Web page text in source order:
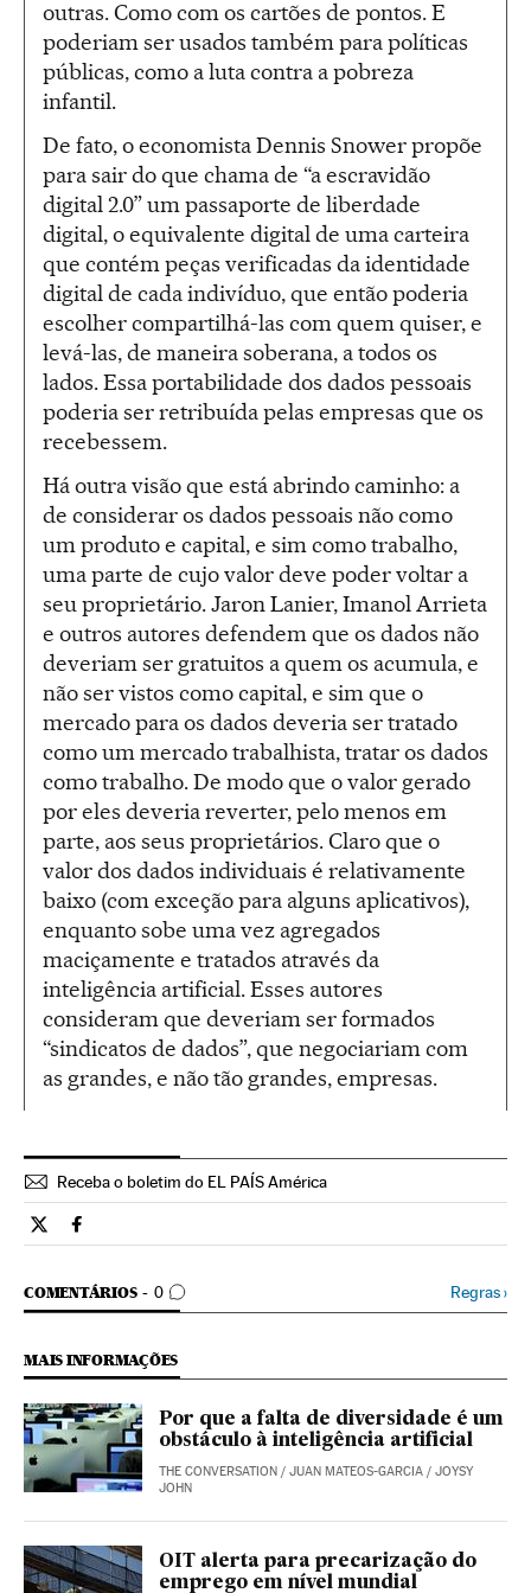
outras. Como com os cartões de pontos. E
poderiam ser usados também para políticas
públicas, como a luta contra a pobreza
infantil.
De fato, o economista Dennis Snower propõe
para sair do que chama de “a escravidão
digital 2.0” um passaporte de liberdade
digital, o equivalente digital de uma carteira
que contém peças verificadas da identidade
digital de cada indivíduo, que então poderia
escolher compartilhá-las com quem quiser, e
levá-las, de maneira soberana, a todos os
lados. Essa portabilidade dos dados pessoais
poderia ser retribuída pelas empresas que os
recebessem.
Há outra visão que está abrindo caminho: a
de considerar os dados pessoais não como
um produto e capital, e sim como trabalho,
uma parte de cujo valor deve poder voltar a
seu proprietário. Jaron Lanier, Imanol Arrieta
e outros autores defendem que os dados não
deveriam ser gratuitos a quem os acumula, e
não ser vistos como capital, e sim que o
mercado para os dados deveria ser tratado
como um mercado trabalhista, tratar os dados
como trabalho. De modo que o valor gerado
por eles deveria reverter, pelo menos em
parte, aos seus proprietários. Claro que o
valor dos dados individuais é relativamente
baixo (com exceção para alguns aplicativos),
enquanto sobe uma vez agregados
maciçamente e tratados através da
inteligência artificial. Esses autores
consideram que deveriam ser formados
“sindicatos de dados”, que negociariam com
as grandes, e não tão grandes, empresas.
Receba o boletim do EL PAÍS América
Tecnologia El País Brasil en Twitter
Tecnologia El País Brasil en Facebook
COMENTÁRIOS 0
COMENTÁRIOS Regras›
MAIS INFORMAÇÕES
Por que a falta de diversidade é um
obstáculo à inteligência artificial
THE CONVERSATION / JUAN MATEOS-GARCIA / JOYSY
JOHN
OIT alerta para precarização do
emprego em nível mundial